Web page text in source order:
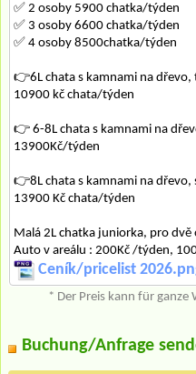
✅ 2 osoby 5900 chatka/týden
✅ 3 osoby 6600 chatka/týden
✅ 4 osoby 8500chatka/týden
👉6L chata s kamnami na
10900 kč chata/týden
👉 6-8L chata s kamnami na
13900Kč/týden
👉8L chata s kamnami na dřevo,
13900 Kč chata/týden
Malá 2L chatka juniorka, pro
Auto v areálu : 200Kč /týden,
Ceník/pricelist
* Der Preis kann für
Buchung/Anfrage